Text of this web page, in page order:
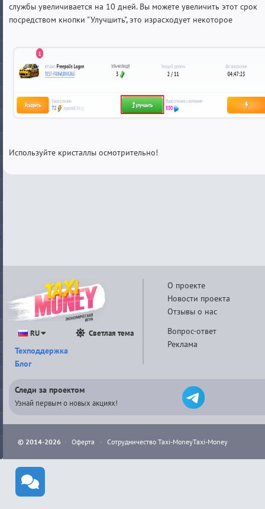
службы увеличивается на 10 дней. Вы можете увеличить этот срок
посредством кнопки "Улучшить", это израсходует некоторое
Используйте кристаллы осмотрительно!
О проекте
Новости проекта
Отзывы о нас
Вопрос-ответ
Реклама
RU Светлая тема
Техподдержка
Блог
Следи за проектом
Узнай первым о новых акциях!
© 2014-2026 · Оферта · Сотрудничество Taxi-MoneyTaxi-Money